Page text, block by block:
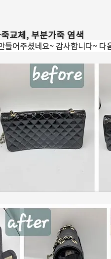
교체, 부분가죽 염색
들어주셨네요~ 감사합니다~ 다